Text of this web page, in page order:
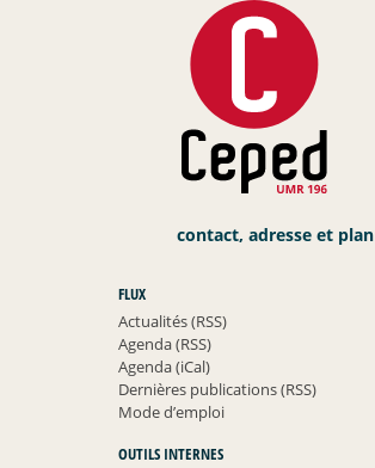
contact, adresse et plan
FLUX
Actualités (RSS)
Agenda (RSS)
Agenda (iCal)
Dernières publications (RSS)
Mode d’emploi
OUTILS INTERNES